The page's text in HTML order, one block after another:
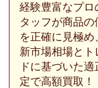
経験豊富なプロ
タッフが商品の
を正確に見極め
新市場相場とト
ドに基づいた適
定で高額買取！